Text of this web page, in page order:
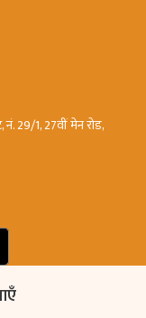
नं. 29/1, 27वीं मेन रोड,